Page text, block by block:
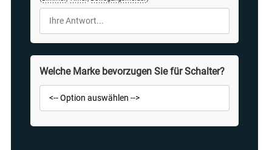
Welche Marke bevorzugen Sie für Schalter?